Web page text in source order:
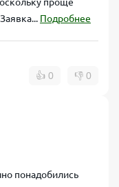
Подробнее
👍 0 👎 0
понадобились